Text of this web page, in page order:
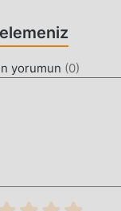
simulation
ve karakterleri
ileri teknoloji ile
simulation
yorumun (0)